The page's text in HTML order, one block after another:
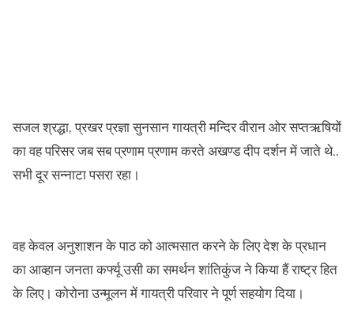
सजल श्रद्धा, प्रखर प्रज्ञा सुनसान गायत्री मन्दिर वीरान ओर सप्तऋषियों
का वह परिसर जब सब प्रणाम प्रणाम करते अखण्ड दीप दर्शन में जाते थे..
सभी दूर सन्नाटा पसरा रहा।
वह केवल अनुशाशन के पाठ को आत्मसात करने के लिए देश के प्रधान
का आव्हान जनता कर्फ्यू उसी का समर्थन शांतिकुंज ने किया हैं राष्ट्र हित
के लिए। कोरोना उन्मूलन में गायत्री परिवार ने पूर्ण सहयोग दिया।